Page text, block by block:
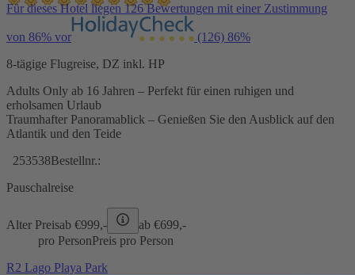
Für dieses Hotel liegen 126 Bewertungen mit einer Zustimmung
von 86% vor (126) 86%
8-tägige Flugreise, DZ inkl. HP
Adults Only ab 16 Jahren – Perfekt für einen ruhigen und
erholsamen Urlaub
Traumhafter Panoramablick – Genießen Sie den Ausblick auf den
Atlantik und den Teide
253538Bestellnr.:
Pauschalreise
Alter Preisab €999,- ab €699,-
pro PersonPreis pro Person
R2 Lago Playa Park